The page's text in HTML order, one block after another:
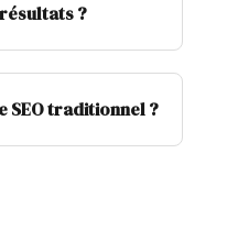
?
SEO traditionnel ?